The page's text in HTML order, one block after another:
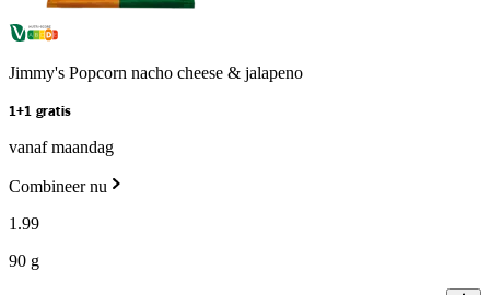
Jimmy's Popcorn nacho cheese & jalapeno
1+1 gratis
vanaf maandag
Combineer nu
1 .99
90 g